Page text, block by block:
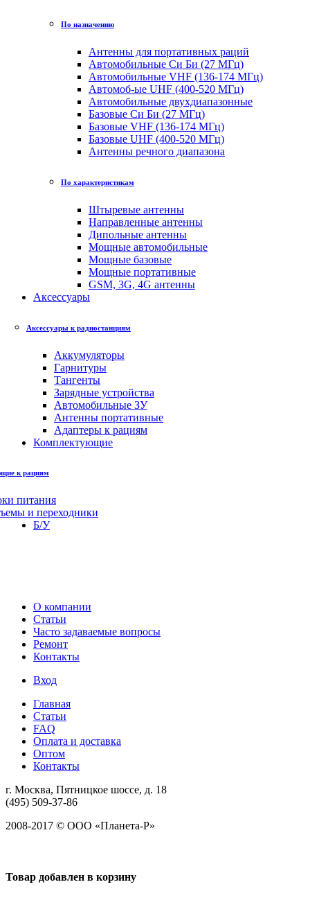
По назначению
Антенны для портативных раций
Автомобильные Си Би (27 МГц)
Автомобильные VHF (136-174 МГц)
Автомоб-ые UHF (400-520 МГц)
Автомобильные двухдиапазонные
Базовые Си Би (27 МГц)
Базовые VHF (136-174 МГц)
Базовые UHF (400-520 МГц)
Антенны речного диапазона
По характеристикам
Штыревые антенны
Направленные антенны
Дипольные антенны
Мощные автомобильные
Мощные базовые
Мощные портативные
GSM, 3G, 4G антенны
Аксессуары
Аксессуары к радиостанциям
Аккумуляторы
Гарнитуры
Тангенты
Зарядные устройства
Автомобильные ЗУ
Антенны портативные
Адаптеры к рациям
Комплектующие
к рациям
питания
и переходники
Б/У
О компании
Статьи
Часто задаваемые вопросы
Ремонт
Контакты
Вход
Главная
Статьи
FAQ
Оплата и доставка
Оптом
Контакты
г. Москва, Пятницкое шоссе, д. 18
(495) 509-37-86
2008-2017 © ООО «Планета-Р»
Товар добавлен в корзину